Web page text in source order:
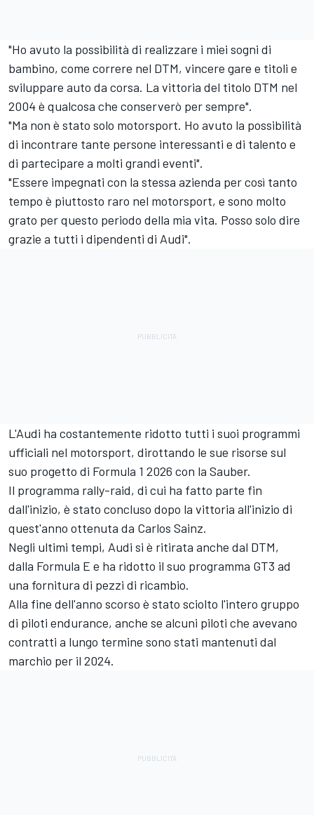
"Ho avuto la possibilità di realizzare i miei sogni di
bambino, come correre nel DTM, vincere gare e titoli e
sviluppare auto da corsa. La vittoria del titolo DTM nel
2004 è qualcosa che conserverò per sempre".
"Ma non è stato solo motorsport. Ho avuto la possibilità
di incontrare tante persone interessanti e di talento e
di partecipare a molti grandi eventi".
"Essere impegnati con la stessa azienda per così tanto
tempo è piuttosto raro nel motorsport, e sono molto
grato per questo periodo della mia vita. Posso solo dire
grazie a tutti i dipendenti di Audi".
L'Audi ha costantemente ridotto tutti i suoi programmi
ufficiali nel motorsport, dirottando le sue risorse sul
suo progetto di Formula 1 2026 con la Sauber.
Il programma rally-raid, di cui ha fatto parte fin
dall'inizio, è stato concluso dopo la vittoria all'inizio di
quest'anno ottenuta da Carlos Sainz.
Negli ultimi tempi, Audi si è ritirata anche dal DTM,
dalla Formula E e ha ridotto il suo programma GT3 ad
una fornitura di pezzi di ricambio.
Alla fine dell'anno scorso è stato sciolto l'intero gruppo
di piloti endurance, anche se alcuni piloti che avevano
contratti a lungo termine sono stati mantenuti dal
marchio per il 2024.